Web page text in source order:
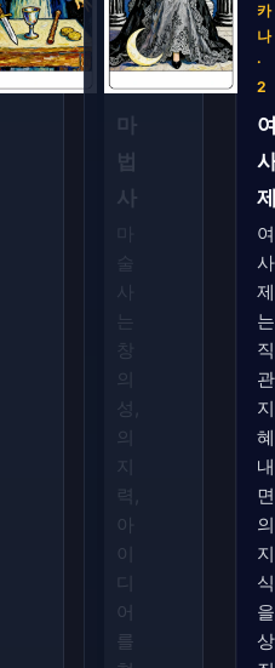
카
나
·
1
마
법
사
술
사
는
창
의
성,
의
지
력,
아
이
디
어
를
카
나
·
2
여
사
제
는
직
지
내
면
의
지
식
을
상